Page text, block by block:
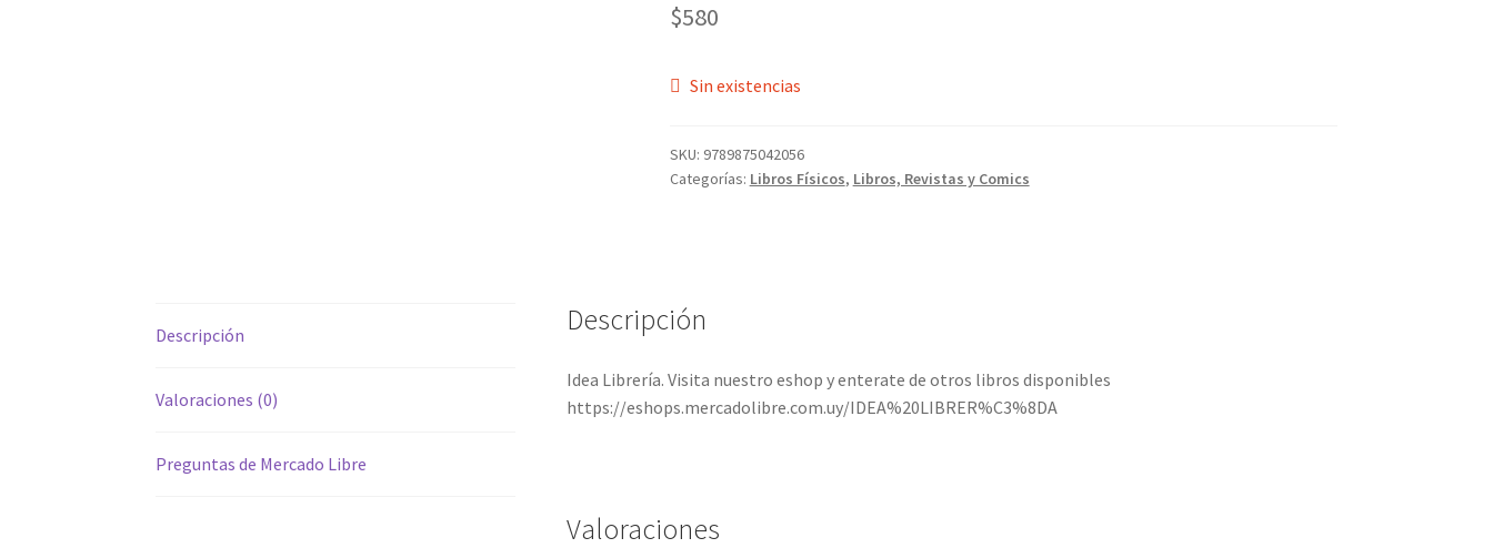
$580
Sin existencias
SKU: 9789875042056
Categorías: Libros Físicos, Libros, Revistas y Comics
Descripción
Valoraciones (0)
Preguntas de Mercado Libre
Descripción
Idea Librería. Visita nuestro eshop y enterate de otros libros disponibles
https://eshops.mercadolibre.com.uy/IDEA%20LIBRER%C3%8DA
Valoraciones